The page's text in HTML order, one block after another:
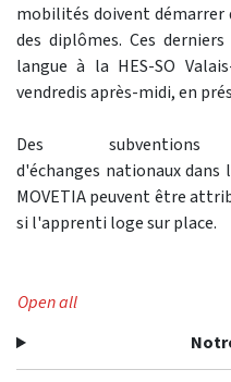
mobilités doivent démarrer
des diplômes. Ces
langue à la HES-SO
vendredis après-midi, en
Des
d'échanges nationaux
MOVETIA peuvent être
si l'apprenti loge sur place.
Open all